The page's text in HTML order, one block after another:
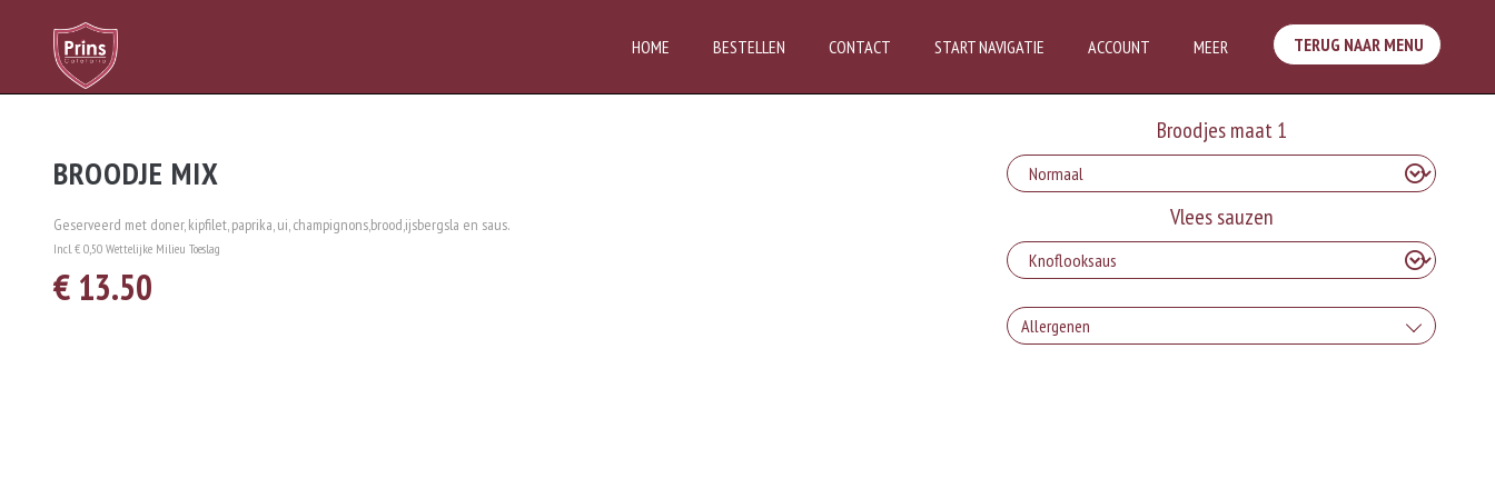
HOME BESTELLEN CONTACT START NAVIGATIE ACCOUNT MEER TERUG NAAR MENU
BROODJE MIX
Geserveerd met doner, kipfilet, paprika, ui, champignons,brood,ijsbergsla en saus.
Incl. € 0,50 Wettelijke Milieu Toeslag
€ 13.50
Broodjes maat 1
Vlees sauzen
Allergenen